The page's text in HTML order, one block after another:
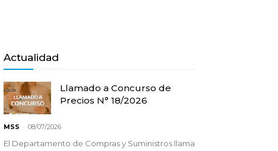
Actualidad
Llamado a Concurso de
Precios N° 18/2026
MSS - 08/07/2026
El Departamento de Compras y Suministros llama